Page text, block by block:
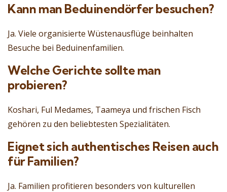
Kann man Beduinendörfer besuchen?
Ja. Viele organisierte Wüstenausflüge beinhalten
Besuche bei Beduinenfamilien.
Welche Gerichte sollte man
probieren?
Koshari, Ful Medames, Taameya und frischen Fisch
gehören zu den beliebtesten Spezialitäten.
Eignet sich authentisches Reisen auch
für Familien?
Ja. Familien profitieren besonders von kulturellen